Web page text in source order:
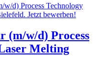
(m/w/d) Process
Melting